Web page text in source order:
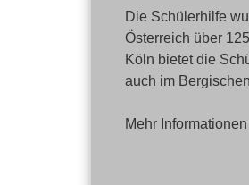
Die Schülerhilfe
Österreich über
Köln bietet die
auch im
Mehr